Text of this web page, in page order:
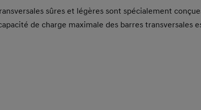
sûres et légères sont spécialement
de charge maximale des barres transversales